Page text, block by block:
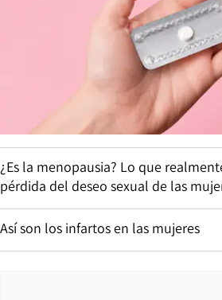
¿Es la menopausia? Lo que
pérdida del deseo sexual de las
Así son los infartos en las mujeres